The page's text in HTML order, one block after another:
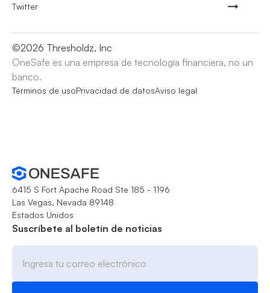
Twitter
©2026 Thresholdz, Inc
OneSafe es una empresa de tecnología financiera, no un
banco.
Términos de usoPrivacidad de datosAviso legal
6415 S Fort Apache Road Ste 185 - 1196
Las Vegas, Nevada 89148
Estados Unidos
Suscríbete al boletín de noticias